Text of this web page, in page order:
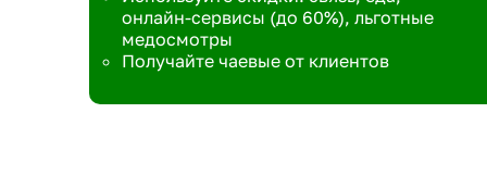
онлайн-сервисы (до 60%), льготные
медосмотры
Получайте чаевые от клиентов